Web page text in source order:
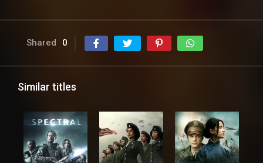
Shared 0
Similar titles